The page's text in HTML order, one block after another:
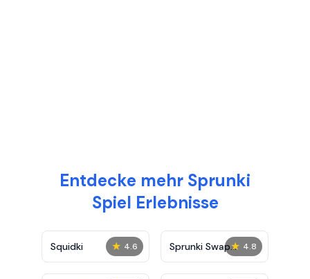
Entdecke mehr Sprunki
Spiel Erlebnisse
★ 4.6
Squidki ★ 4.8
Sprunki Swap
Showcase